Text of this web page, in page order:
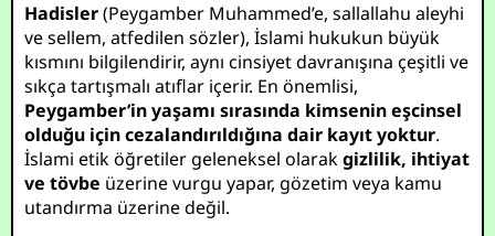
Hadisler(Peygamber Muhammed’e, sallallahu aleyhi
ve sellem, atfedilen sözler), İslami hukukun büyük
kısmını bilgilendirir, aynı cinsiyet davranışına çeşitli ve
sıkça tartışmalı atıflar içerir. En önemlisi,
Peygamber’in yaşamı sırasında kimsenin eşcinsel
olduğu için cezalandırıldığına dair kayıt yoktur.
İslami etik öğretiler geleneksel olarakgizlilik, ihtiyat
ve tövbe üzerine vurgu yapar, gözetim veya kamu
utandırma üzerine değil.